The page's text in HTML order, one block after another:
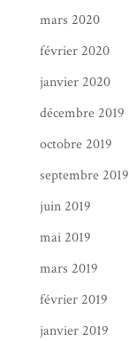
mars 2020
février 2020
janvier 2020
décembre 2019
octobre 2019
septembre 2019
juin 2019
mai 2019
mars 2019
février 2019
janvier 2019